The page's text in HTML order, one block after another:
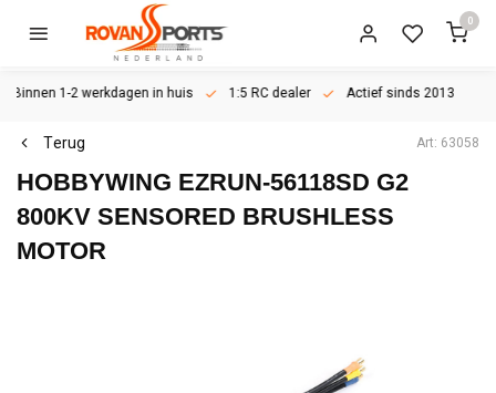
0
Binnen 1-2 werkdagen in huis 1:5 RC dealer Actief sinds 2013
Terug Art: 63058
HOBBYWING EZRUN-56118SD G2
800KV SENSORED BRUSHLESS
MOTOR